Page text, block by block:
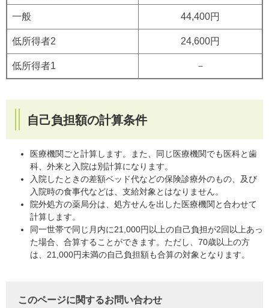
一般 44,400円
低所得者2 24,600円
低所得者1 －
自己負担額の計算条件
医療機関ごと計算します。また、同じ医療機関でも医科と歯
科、外来と入院は別計算になります。
入院したときの差額ベッド代などの保険診療外のもの、及び
入院時の食事代などは、支給対象とはなりません。
院外処方の薬局分は、処方せんを出した医療機関と合わせて
計算します。
同一世帯で同じ月内に21,000円以上の自己負担が2回以上あっ
た場合、合算することができます。ただし、70歳以上の方
は、21,000円未満の自己負担額も合算の対象となります。
このページに関するお問い合わせ